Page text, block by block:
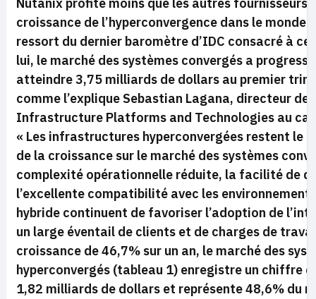
Nutanix profite moins que les autres fournisseurs
croissance de l’hyperconvergence dans le monde.
ressort du dernier baromètre d’IDC consacré à ce
lui, le marché des systèmes convergés a
atteindre 3,75 milliards de dollars au premier
comme l’explique Sebastian Lagana, directeur de
Infrastructure Platforms and Technologies au
« Les infrastructures hyperconvergées restent le
de la croissance sur le marché des systèmes
complexité opérationnelle réduite, la facilité de
l’excellente compatibilité avec les
hybride continuent de favoriser l’adoption de
un large éventail de clients et de charges de
croissance de 46,7% sur un an, le marché des
hyperconvergés (tableau 1) enregistre un chiffre
1,82 milliards de dollars et représente 48,6% du